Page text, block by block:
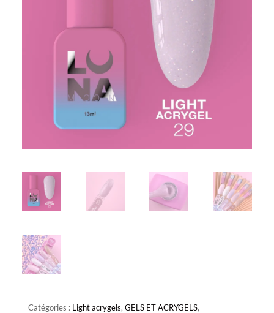
Catégories : Light acrygels, GELS ET ACRYGELS,